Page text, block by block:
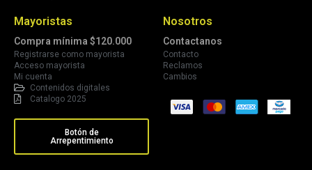
Mayoristas
Compra mínima $120.000
Registrarse como mayorista
Acceso mayorista
Mi cuenta
Contenidos digitales
Catalogo 2025
Botón de
Arrepentimiento
Nosotros
Contactanos
Contacto
Reclamos
Cambios